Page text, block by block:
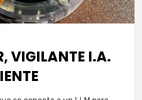
VIGILANTE I.A.